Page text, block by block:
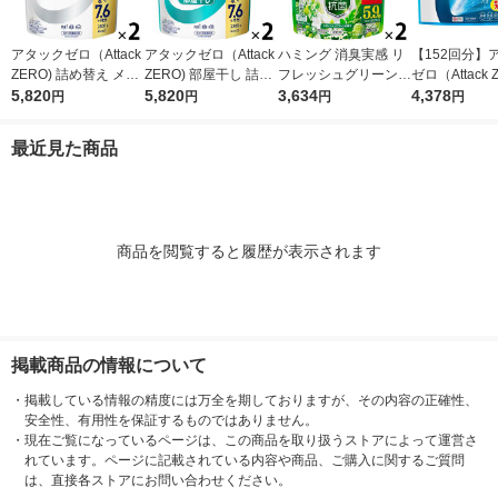
アタックゼロ（Attack
ZERO) 詰め替え メガ
ジャンボ 2300g 1セッ
5,820円
アタックゼロ（Attack
ZERO) 部屋干し 詰め
替え メガジャンボ 23
5,820円
ハミング 消臭実感 リ
フレッシュグリーンの
香り 超特大 詰め替え
3,634円
【152回分】
ゼロ（Attack
パーフェクト
4,378円
最近見た商品
商品を閲覧すると履歴が表示されます
掲載商品の情報について
・ 掲載している情報の精度には万全を期しておりますが、その内容の正確性、
安全性、有用性を保証するものではありません。
・ 現在ご覧になっているページは、この商品を取り扱うストアによって運営さ
れています。ページに記載されている内容や商品、ご購入に関するご質問
は、直接各ストアにお問い合わせください。